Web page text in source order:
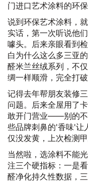
门进口艺术涂料的环
说到环保艺术涂料，
实话，第一次听说他
噱头。后来亲眼看到
白为什么这么多三亚
醛米兰丝绒系列，不
绸一样顺滑，完全打
记得去年帮朋友装修
问题。后来全屋用了
敢开门营业——别的不
些品牌刺鼻的'香味'让
仅没发黄，上次检测
当然啦，选涂料不能
注三个硬指标：一是
醛净化持久性数据，